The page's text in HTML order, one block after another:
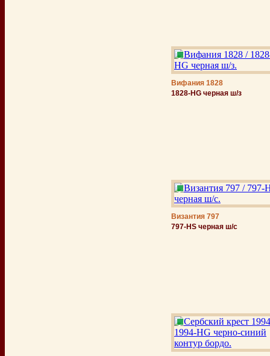
Вифания 1828
1828-HG черная ш/з
Византия 797
797-HS черная ш/с